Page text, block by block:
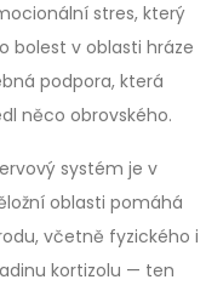
stres, který
bolest v oblasti hráze
podpora, která
něco obrovského.
systém je v
oblasti pomáhá
včetně fyzického i
kortizolu — ten